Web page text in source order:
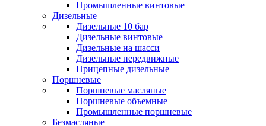
Промышленные винтовые
Дизельные
Дизельные 10 бар
Дизельные винтовые
Дизельные на шасси
Дизельные передвижные
Прицепные дизельные
Поршневые
Поршневые масляные
Поршневые объемные
Промышленные поршневые
Безмасляные